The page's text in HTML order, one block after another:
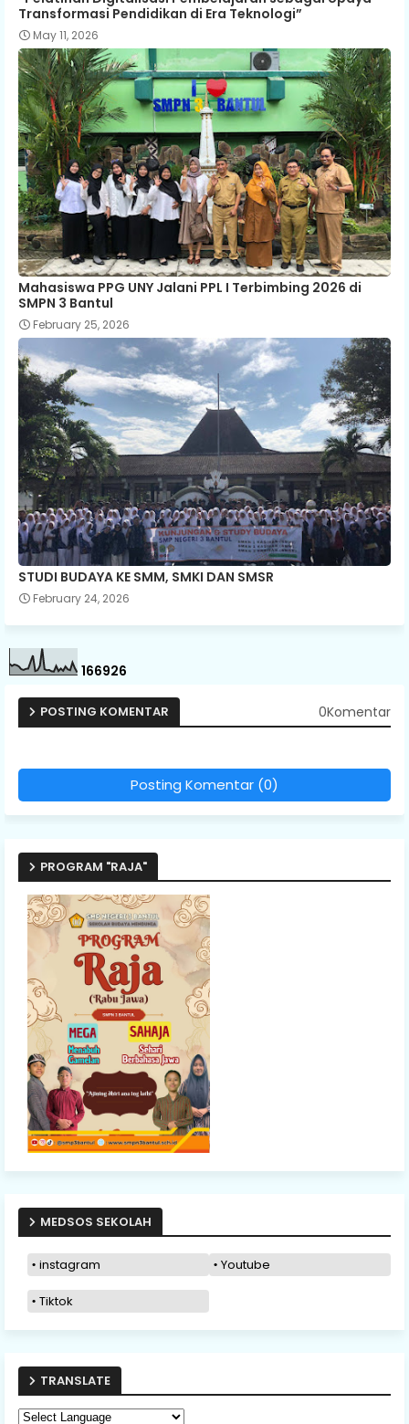
Transformasi Pendidikan di Era Teknologi”
May 11, 2026
Mahasiswa PPG UNY Jalani PPL I Terbimbing 2026 di
SMPN 3 Bantul
February 25, 2026
STUDI BUDAYA KE SMM, SMKI DAN SMSR
February 24, 2026
166926
POSTING KOMENTAR 0Komentar
Posting Komentar (0)
PROGRAM "RAJA"
MEDSOS SEKOLAH
instagram Youtube
Tiktok
TRANSLATE